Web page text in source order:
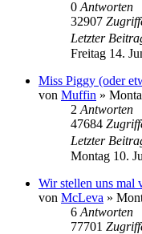
0 Antworten
32907
Letzter
Freitag 14.
Miss Piggy (oder
von Muffin »
2 Antworten
47684
Letzter
Montag 10.
Wir stellen uns mal
von McLeva »
6 Antworten
77701